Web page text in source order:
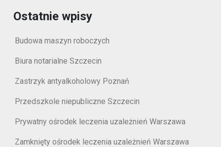
Ostatnie wpisy
Budowa maszyn roboczych
Biura notarialne Szczecin
Zastrzyk antyalkoholowy Poznań
Przedszkole niepubliczne Szczecin
Prywatny ośrodek leczenia uzależnień Warszawa
Zamknięty ośrodek leczenia uzależnień Warszawa